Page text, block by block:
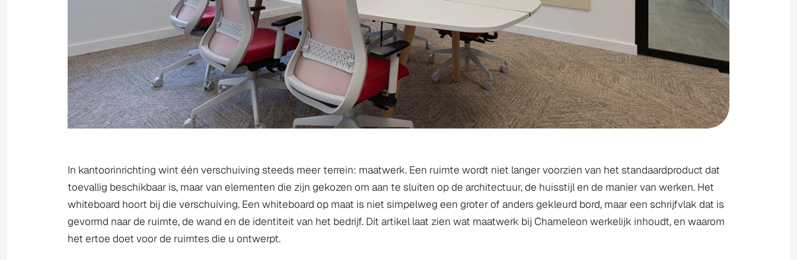
In kantoorinrichting wint één verschuiving steeds meer terrein: maatwerk. Een ruimte wordt niet langer voorzien van het standaardproduct dat
toevallig beschikbaar is, maar van elementen die zijn gekozen om aan te sluiten op de architectuur, de huisstijl en de manier van werken. Het
whiteboard hoort bij die verschuiving. Een whiteboard op maat is niet simpelweg een groter of anders gekleurd bord, maar een schrijfvlak dat is
gevormd naar de ruimte, de wand en de identiteit van het bedrijf. Dit artikel laat zien wat maatwerk bij Chameleon werkelijk inhoudt, en waarom
het ertoe doet voor de ruimtes die u ontwerpt.